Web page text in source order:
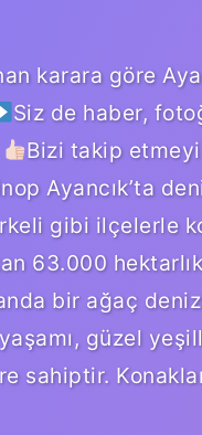
karara göre
Siz de haber,
Bizi takip etmeyi
Ayancık’ta
gibi ilçelerle
63.000
bir ağaç
güzel
sahiptir.